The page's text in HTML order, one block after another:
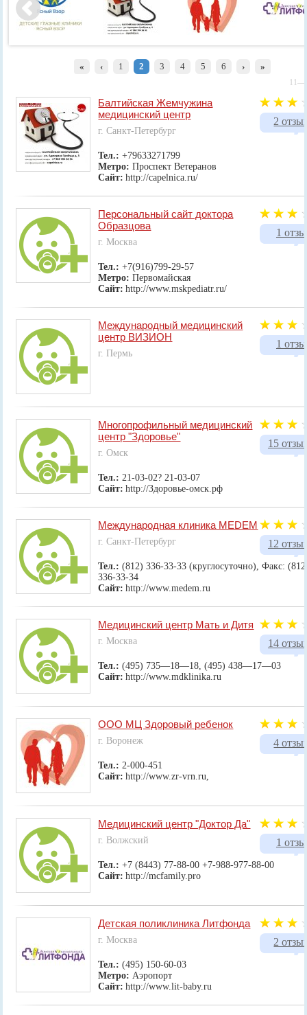
« ‹ 1 2 3 4 5 6 › »
2
Балтийская Жемчужина
медицинский центр
г. Санкт-Петербург
Тел.:+79633271799
Метро:Проспект Ветеранов
Сайт: http://capelnica.ru/
1
Персональный сайт доктора
Образцова
г. Москва
Тел.:+7(916)799-29-57
Метро:Первомайская
Сайт: http://www.mskpediatr.ru/
1
Международный медицинский
центр ВИЗИОН
г. Пермь
15
Многопрофильный медицинский
центр "Здоровье"
г. Омск
Тел.:21-03-02? 21-03-07
Сайт: http://Здоровье-омск.рф
12
Международная клиника MEDEM
г. Санкт-Петербург
Тел.:(812) 336-33-33 (круглосуточно), Факс:
336-33-34
Сайт: http://www.medem.ru
14
Медицинский центр Мать и Дитя
г. Москва
Тел.:(495) 735—18—18, (495) 438—17—03
Сайт: http://www.mdklinika.ru
4
ООО МЦ Здоровый ребенок
г. Воронеж
Тел.:2-000-451
Сайт: http://www.zr-vrn.ru,
1
Медицинский центр "Доктор Да"
г. Волжский
Тел.:+7 (8443) 77-88-00 +7-988-977-88-00
Сайт: http://mcfamily.pro
2
Детская поликлиника Литфонда
г. Москва
Тел.:(495) 150-60-03
Метро:Аэропорт
Сайт: http://www.lit-baby.ru